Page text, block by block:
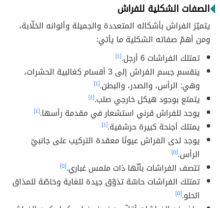
الصفات الشكلية للفراش
يتميّز الفراش بأشكاله المتعددة والجميلة وألوانه الخلّابة،
ومن أهمّ صفاته الشكلية ما يأتي:
تمتلك الفراشات 6 أرجل.
[٤]
ينقسم جسم الفراش إلى 3 أقسام كغالبية الحشرات،
وهي: الرأس، والصدر، والبطن.[٤]
يتمتع بوجود هيكل خارجي صلب.[٤]
يوجد للفراش قرني استشعار في مقدمة رأسها.[٤]
يمتلك أجنحة كبيرة حرشفية.[٤]
يوجد لدى الفراش عيونًا معقدة التركيب على جانبيّ
الرأس.[٥]
تتصف الفراشات بأنّها ذات ملمس غباري.[٥]
تمتلك الفراشات حاسّة تذوّق جيدة للغاية وخاصّة للمذاق
الحلو.[٥]